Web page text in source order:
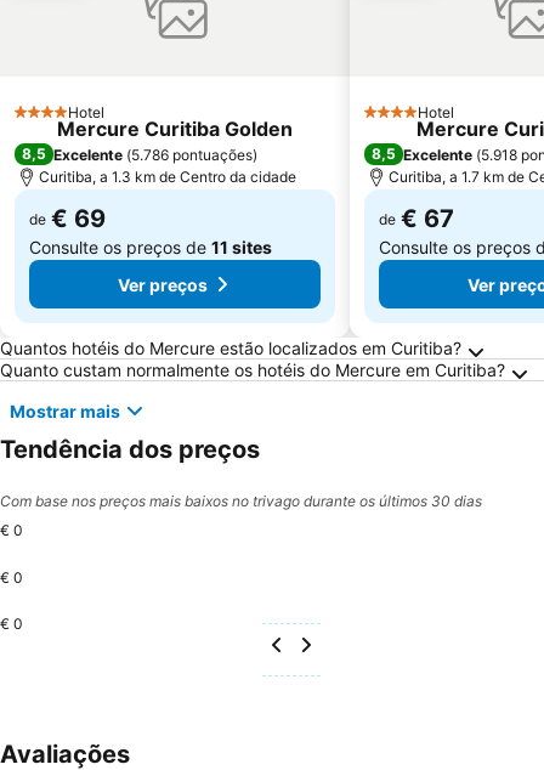
4 Estrelas
Hotel
Mercure Curitiba Golden
8,5 Excelente (5.786 pontuações)
Curitiba, a 1.3 km de Centro da cidade
de € 69
Consulte os preços de 11 sites
Ver preços
4 Estrelas
Hotel
Mercure
8,5 Excelente (5.918
Curitiba, a 1.7 km de
de € 67
Consulte os preços
Ver
Perguntas Frequentes sobre Curitiba
Quantos hotéis do Mercure estão localizados em Curitiba?
Quanto custam normalmente os hotéis do Mercure em Curitiba?
Mostrar mais
Tendência dos preços
Com base nos preços mais baixos no trivago durante os últimos 30 dias
€ 0
€ 0
€ 0
Avaliações